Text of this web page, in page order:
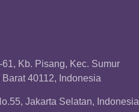
Kb. Pisang, Kec. Sumur
40112, Indonesia
Jakarta Selatan, Indonesia